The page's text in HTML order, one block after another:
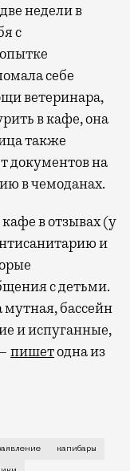
недели в
с
себе
ветеринара,
в кафе, она
также
документов на
в чемоданах.
в отзывах (у
и
с детьми.
мутная, бассейн
и испуганные,
пишетодна из
кафе с
капибары